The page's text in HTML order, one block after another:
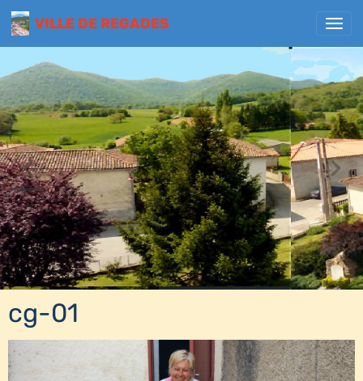
VILLE DE REGADES
cg-01